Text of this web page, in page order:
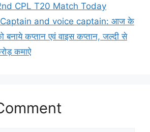
CPL T20 Match Today
Captain and voice captain: आज के
बनाये कप्तान एवं वाइस कप्तान, जल्दी से
कमाऐ